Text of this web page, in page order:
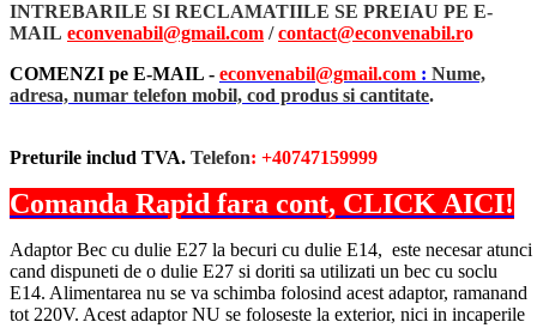
INTREBARILE SI RECLAMATIILE SE PREIAU PE E-
MAIL econvenabil@gmail.com /contact@econvenabil.ro
COMENZI pe E-MAIL - econvenabil@gmail.com : Nume,
adresa, numar telefon mobil, cod produs si cantitate.
Preturile includ TVA. Telefon: +40747159999
Comanda Rapid fara cont, CLICK AICI!
Adaptor Bec cu dulie E27 la becuri cu dulie E14, este necesar atunci
cand dispuneti de o dulie E27 si doriti sa utilizati un bec cu soclu
E14. Alimentarea nu se va schimba folosind acest adaptor, ramanand
tot 220V. Acest adaptor NU se foloseste la exterior, nici in incaperile